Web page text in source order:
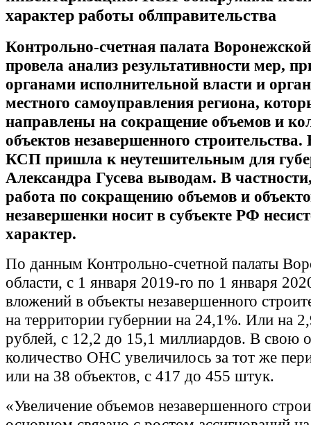
характер работы облправительства
Контрольно-счетная палата
провела анализ результативности мер,
органами исполнительной власти и
местного самоуправления региона,
направлены на сокращение объемов и
объектов незавершенного строительства.
КСП пришла к неутешительным для
Александра Гусева выводам. В
работа по сокращению объемов и
незавершенки носит в субъекте РФ
характер.
По данным Контрольно-счетной палаты
области, с 1 января 2019-го по 1 января
вложений в объекты незавершенного
на территории губернии на 24,1%. Или на
рублей, с 12,2 до 15,1 миллиардов. В свою
количество ОНС увеличилось за тот же
или на 38 объектов, с 417 до 455 штук.
«Увеличение объемов незавершенного